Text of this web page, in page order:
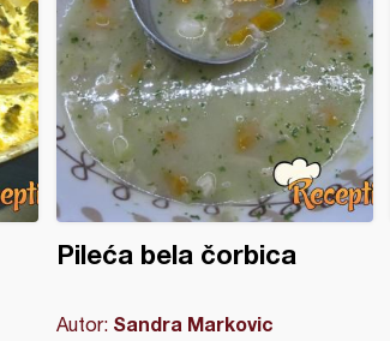
Pileća bela čorbica
Autor: Sandra Markovic